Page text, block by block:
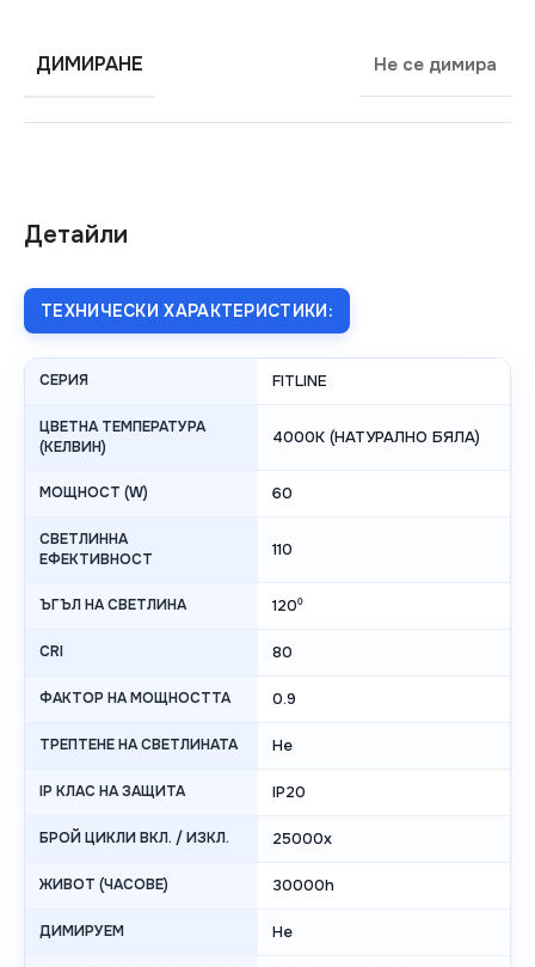
Детайли
ТЕХНИЧЕСКИ ХАРАКТЕРИСТИКИ:
СЕРИЯ FITLINE
ЦВЕТНА ТЕМПЕРАТУРА
(КЕЛВИН)
4000K (НАТУРАЛНО БЯЛА)
МОЩНОСТ (W) 60
СВЕТЛИННА
ЕФЕКТИВНОСТ
110
ЪГЪЛ НА СВЕТЛИНА 120⁰
CRI 80
ФАКТОР НА МОЩНОСТТА 0.9
ТРЕПТЕНЕ НА СВЕТЛИНАТА Не
IP КЛАС НА ЗАЩИТА IP20
БРОЙ ЦИКЛИ ВКЛ. / ИЗКЛ. 25000x
ЖИВОТ (ЧАСОВЕ) 30000h
ДИМИРУЕМ Не
ДИМИРАНЕ Не се димира